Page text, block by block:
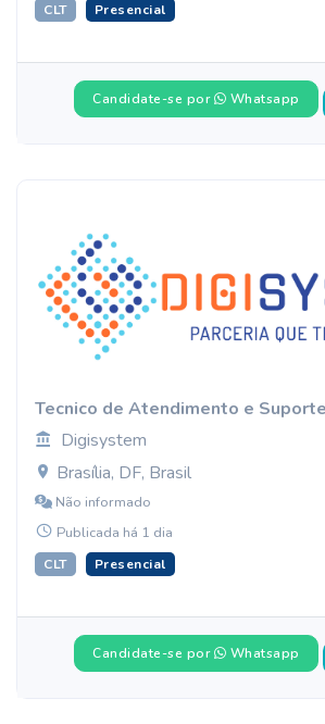
CLT Presencial
Candidate-se por Whatsapp
Tecnico de Atendimento e
Digisystem
Brasília, DF, Brasil
Não informado
Publicada há 1 dia
CLT Presencial
Candidate-se por Whatsapp